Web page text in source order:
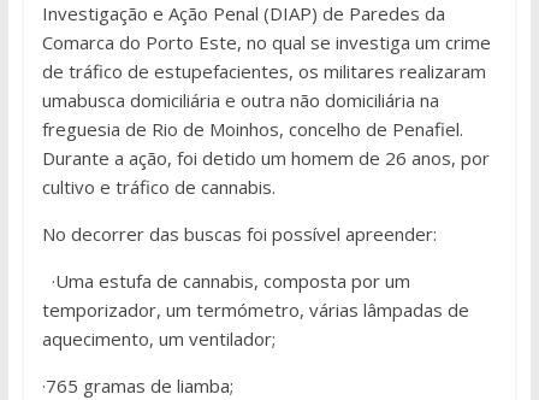
Investigação e Ação Penal (DIAP) de Paredes da
Comarca do Porto Este, no qual se investiga um crime
de tráfico de estupefacientes, os militares realizaram
umabusca domiciliária e outra não domiciliária na
freguesia de Rio de Moinhos, concelho de Penafiel.
Durante a ação, foi detido um homem de 26 anos, por
cultivo e tráfico de cannabis.
No decorrer das buscas foi possível apreender:
·Uma estufa de cannabis, composta por um
temporizador, um termómetro, várias lâmpadas de
aquecimento, um ventilador;
·765 gramas de liamba;